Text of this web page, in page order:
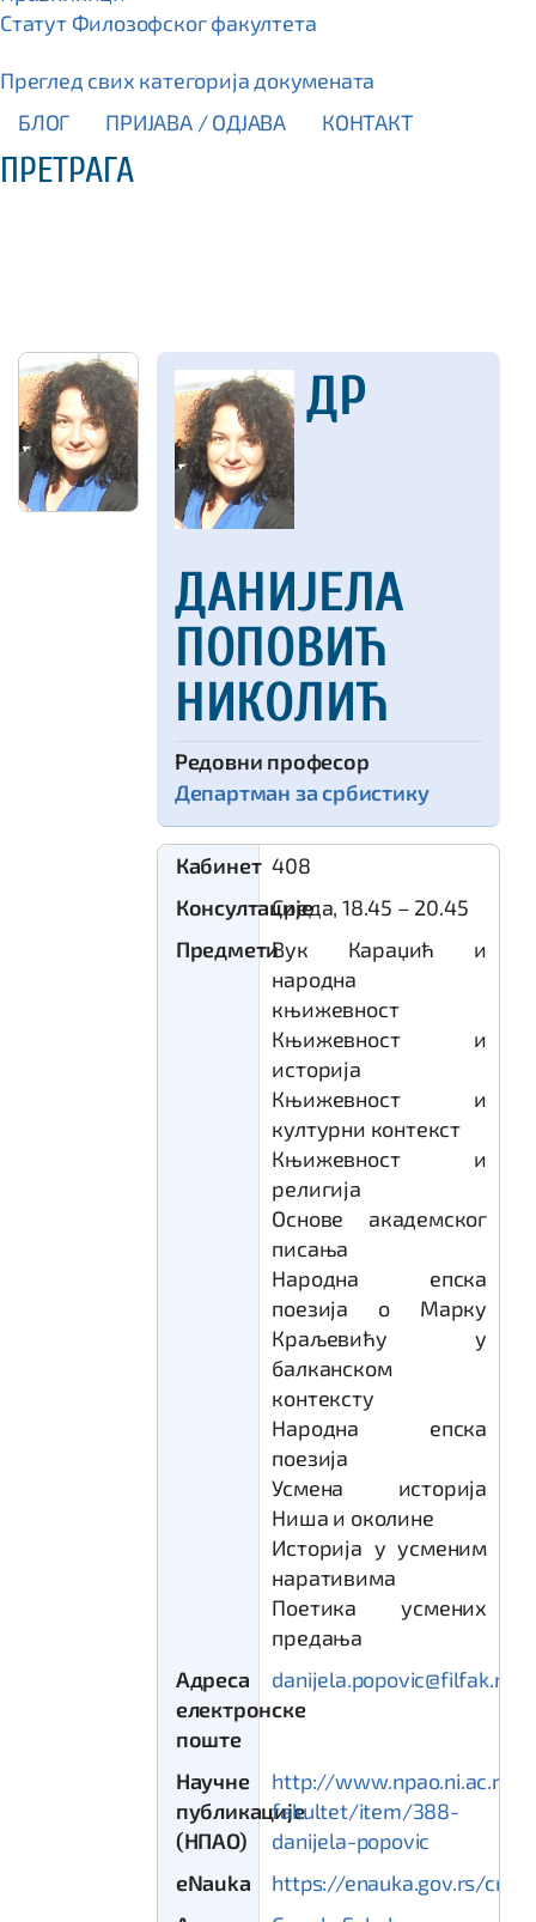
Статут Филозофског факултета
Преглед свих категорија докумената
БЛОГ ПРИЈАВА / OДЈАВА КОНТАКТ
ПРЕТРАГА
ДР
ДАНИЈЕЛА
ПОПОВИЋ
НИКОЛИЋ
редовни професор
Департман за србистику
Кабинет 408
КонсултацијеСреда, 18.45 – 20.45
ПредметиВук Караџић и
народна
књижевност
Књижевност и
историја
Књижевност и
културни контекст
Књижевност и
религија
Основе академског
писања
Народна епска
поезија о Марку
Краљевићу у
балканском
контексту
Народна епска
поезија
Усмена историја
Ниша и околине
Историја у усменим
наративима
Поетика усмених
предања
Адреса
електронске
поште
Научне
публикације
(НПАО)
http://www.npao.ni.ac.rs/
fakultet/item/388-
danijela-popovic
eNauka
https://enauka.gov.rs/cris/